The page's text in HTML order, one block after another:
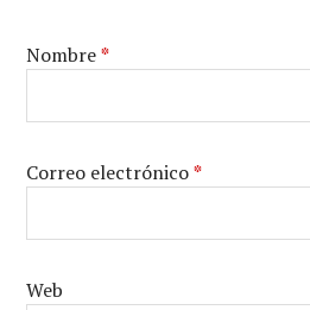
Nombre*
Correo electrónico*
Web